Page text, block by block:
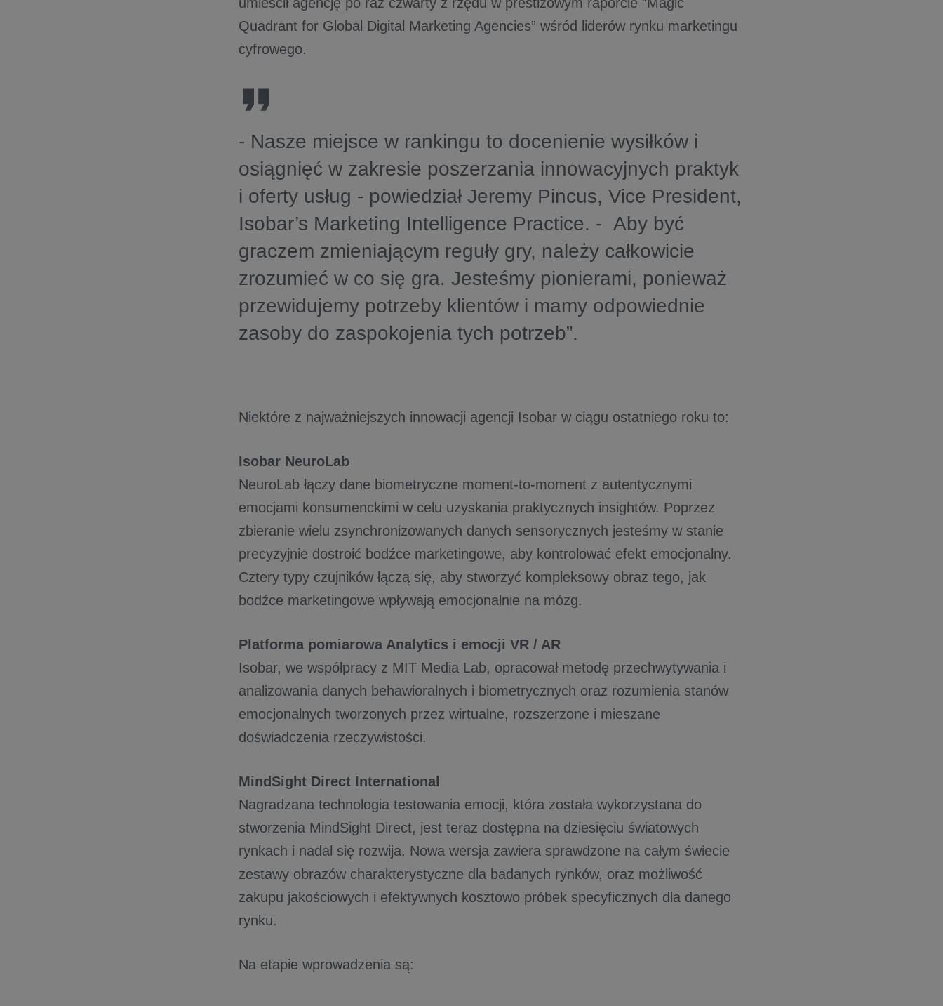
Quadrant for Global Digital Marketing Agencies” wśród liderów rynku marketingu
cyfrowego.
- Nasze miejsce w rankingu to docenienie wysiłków i
osiągnięć w zakresie poszerzania innowacyjnych praktyk
i oferty usług - powiedział Jeremy Pincus, Vice President,
Isobar’s Marketing Intelligence Practice. - Aby być
graczem zmieniającym reguły gry, należy całkowicie
zrozumieć w co się gra. Jesteśmy pionierami, ponieważ
przewidujemy potrzeby klientów i mamy odpowiednie
zasoby do zaspokojenia tych potrzeb”.
Niektóre z najważniejszych innowacji agencji Isobar w ciągu ostatniego roku to:
Isobar NeuroLab
NeuroLab łączy dane biometryczne moment-to-moment z autentycznymi
emocjami konsumenckimi w celu uzyskania praktycznych insightów. Poprzez
zbieranie wielu zsynchronizowanych danych sensorycznych jesteśmy w stanie
precyzyjnie dostroić bodźce marketingowe, aby kontrolować efekt emocjonalny.
Cztery typy czujników łączą się, aby stworzyć kompleksowy obraz tego, jak
bodźce marketingowe wpływają emocjonalnie na mózg.
Platforma pomiarowa Analytics i emocji VR / AR
Isobar, we współpracy z MIT Media Lab, opracował metodę przechwytywania i
analizowania danych behawioralnych i biometrycznych oraz rozumienia stanów
emocjonalnych tworzonych przez wirtualne, rozszerzone i mieszane
doświadczenia rzeczywistości.
MindSight Direct International
Nagradzana technologia testowania emocji, która została wykorzystana do
stworzenia MindSight Direct, jest teraz dostępna na dziesięciu światowych
rynkach i nadal się rozwija. Nowa wersja zawiera sprawdzone na całym świecie
zestawy obrazów charakterystyczne dla badanych rynków, oraz możliwość
zakupu jakościowych i efektywnych kosztowo próbek specyficznych dla danego
rynku.
Na etapie wprowadzenia są: